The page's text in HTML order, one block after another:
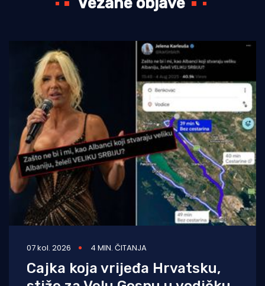
07 kol. 2026 4 MIN. ČITANJA
Cajka koja vrijeđa Hrvatsku,